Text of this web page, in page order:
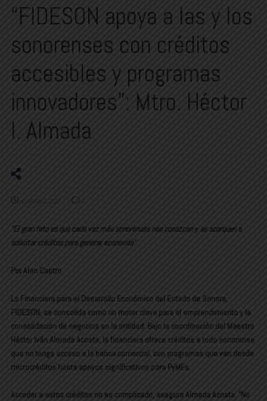
“FIDESON apoya a las y los
sonorenses con créditos
accesibles y programas
innovadores”: Mtro. Héctor
I. Almada
noviembre 3, 2025 0
“El gran reto es que cada vez más sonorenses nos conozcan y se acerquen a
solicitar créditos para generar economía”
Por Alan Castro
La Financiera para el Desarrollo Económico del Estado de Sonora,
FIDESON, se consolida como un motor clave para el emprendimiento y la
consolidación de negocios en la entidad. Bajo la coordinación del Maestro
Héctor Iván Almada Acosta, la financiera ofrece créditos a todo sonorense
que no tenga acceso a la banca comercial, con programas que van desde
microcréditos hasta apoyos significativos para PyMEs.
Acceder a estos créditos no es complicado, asegura Almada Acosta. “No